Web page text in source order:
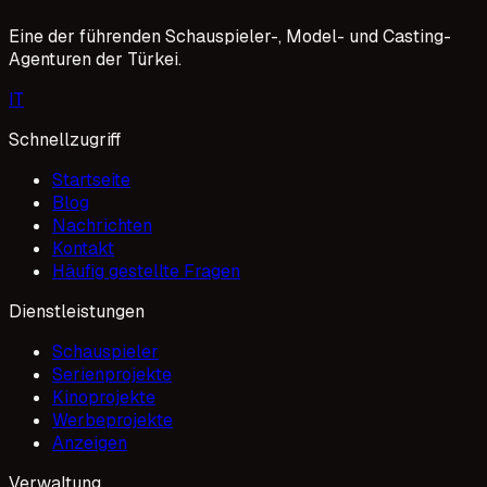
Eine der führenden Schauspieler-, Model- und Casting-
Agenturen der Türkei.
IT
Schnellzugriff
Startseite
Blog
Nachrichten
Kontakt
Häufig gestellte Fragen
Dienstleistungen
Schauspieler
Serienprojekte
Kinoprojekte
Werbeprojekte
Anzeigen